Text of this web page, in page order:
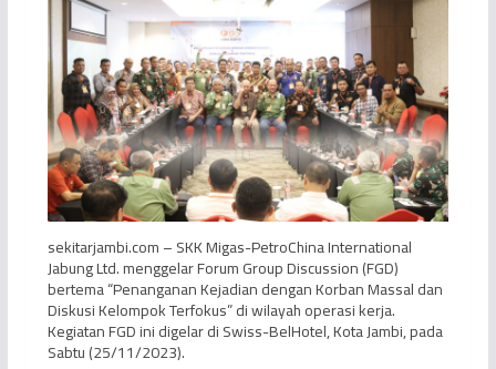
sekitarjambi.com – SKK Migas-PetroChina International
Jabung Ltd. menggelar Forum Group Discussion (FGD)
bertema “Penanganan Kejadian dengan Korban Massal dan
Diskusi Kelompok Terfokus” di wilayah operasi kerja.
Kegiatan FGD ini digelar di Swiss-BelHotel, Kota Jambi, pada
Sabtu (25/11/2023).